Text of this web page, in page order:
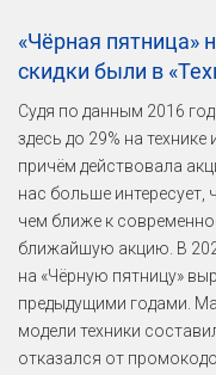
«Чёрная пятница»
скидки были в
Судя по данным 2016
здесь до 29% на
причём действовала
нас больше
чем ближе к
ближайшую акцию. В
на «Чёрную пятницу»
предыдущими годами.
модели техники
отказался от